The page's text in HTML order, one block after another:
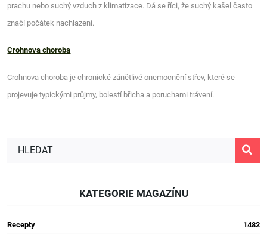
prachu nebo suchý vzduch z klimatizace. Dá se říci, že suchý kašel často
značí počátek nachlazení.
Crohnova choroba
Crohnova choroba je chronické zánětlivé onemocnění střev, které se
projevuje typickými průjmy, bolestí břicha a poruchami trávení.
KATEGORIE MAGAZÍNU
Recepty
1482